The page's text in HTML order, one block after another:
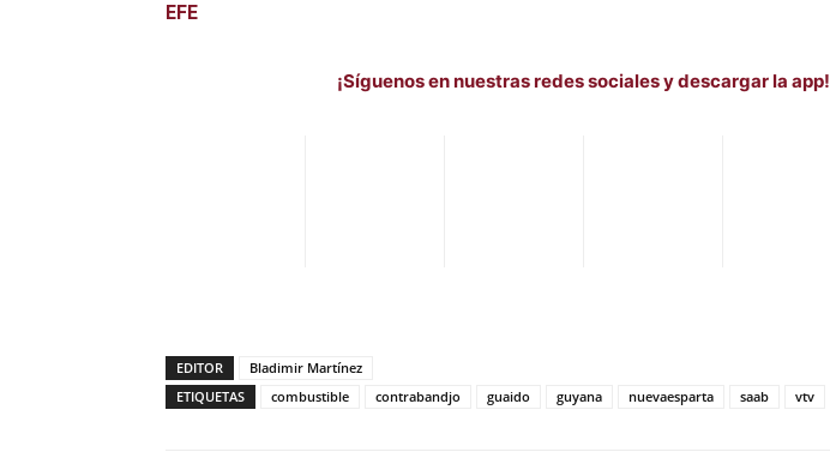
EFE
¡Síguenos en nuestras redes sociales y descargar la app!
EDITOR
Bladimir Martínez
ETIQUETAS
combustible contrabandjo guaido guyana nuevaesparta saab vtv